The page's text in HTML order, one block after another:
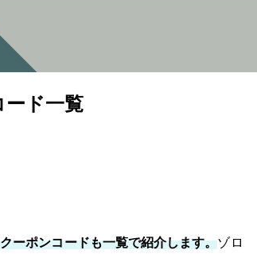
ード一覧
ーポンコードも一覧で紹介します。ゾロ